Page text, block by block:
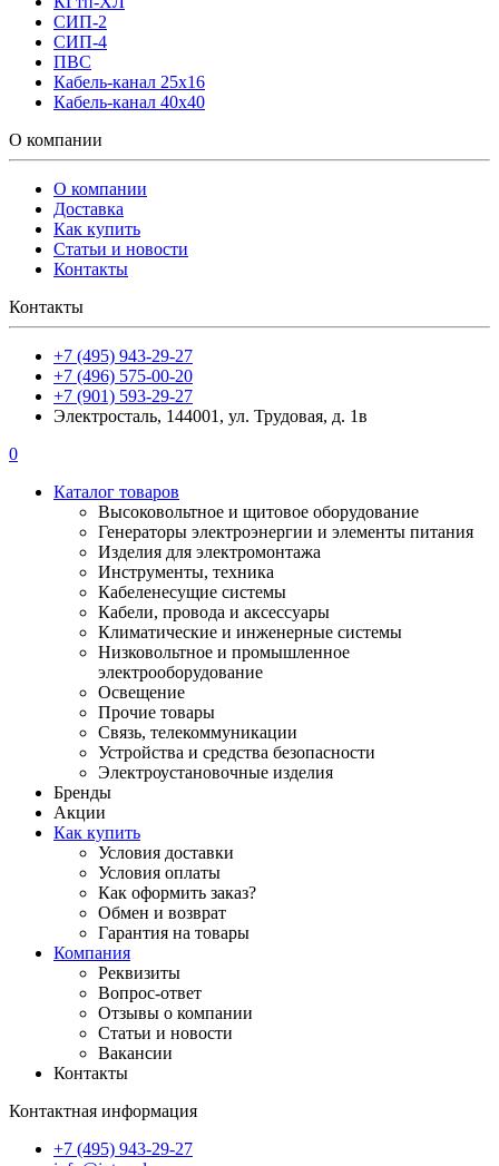
СИП-2
СИП-4
ПВС
Кабель-канал 25х16
Кабель-канал 40х40
О компании
О компании
Доставка
Как купить
Статьи и новости
Контакты
Контакты
+7 (495) 943-29-27
+7 (496) 575-00-20
+7 (901) 593-29-27
Электросталь, 144001, ул. Трудовая, д. 1в
0
Каталог товаров
Высоковольтное и щитовое оборудование
Генераторы электроэнергии и элементы питания
Изделия для электромонтажа
Инструменты, техника
Кабеленесущие системы
Кабели, провода и аксессуары
Климатические и инженерные системы
Низковольтное и промышленное
электрооборудование
Освещение
Прочие товары
Связь, телекоммуникации
Устройства и средства безопасности
Электроустановочные изделия
Бренды
Акции
Как купить
Условия доставки
Условия оплаты
Как оформить заказ?
Обмен и возврат
Гарантия на товары
Компания
Реквизиты
Вопрос-ответ
Отзывы о компании
Статьи и новости
Вакансии
Контакты
Контактная информация
+7 (495) 943-29-27